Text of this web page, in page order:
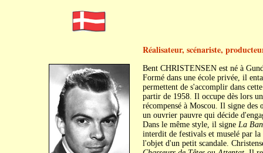
Réalisateur, scénariste,
Bent CHRISTENSEN est né à
Formé dans une école privée, il
permettent de s'accomplir dans
partir de 1958. Il occupe dès lors
récompensé à Moscou. Il signe
un ouvrier pauvre qui décide
Dans le même style, il signe La
interdit de festivals et muselé par la
l'objet d'un petit scandale.